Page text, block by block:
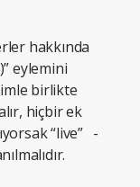
hakkında
eylemini
birlikte
hiçbir ek
“live” -